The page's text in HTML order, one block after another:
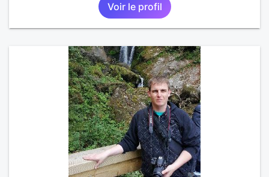
quelques origines corses du côté de ma mère mais
plus de famille à part ma mère et j'avais fait
quelques projets avec elle pour trouver "un pied-à-
démence et a été obligée d'être admise dans une
maison de retraite. J'aimerais trouver des contacts
en Corse (hommes, femmes) de tout âge pour
amitiés et rencontres. Je serais aussi intéressé
éventuellement par une connexion romantique avec
une femme corse plus jeune que moi si l'occasion se
présente. A bientot de lire votre courrier. Serge
Voir le profil